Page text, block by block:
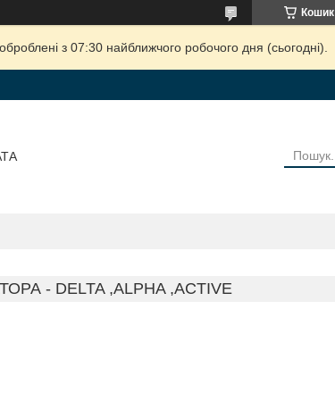
Кошик
з 07:30 найближчого робочого дня (сьогодні).
- DELTA ,ALPHA ,ACTIVE